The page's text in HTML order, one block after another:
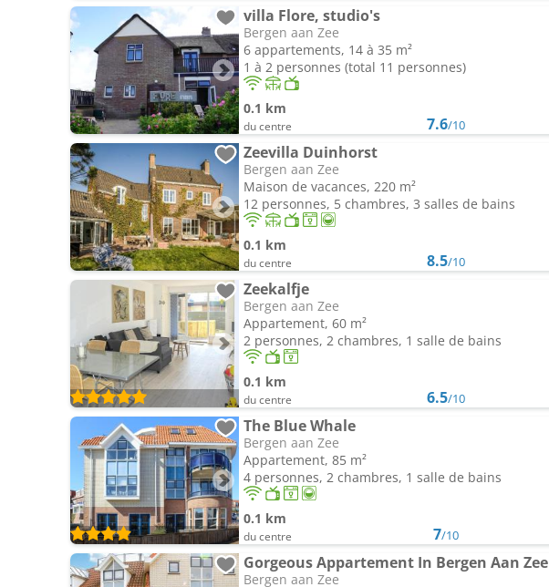
villa Flore, studio's
Bergen aan Zee
6 appartements, 14 à 35 m²
1 à 2 personnes (total 11 personnes)
0.1 km
du centre 7.6/10
Zeevilla Duinhorst
Bergen aan Zee
Maison de vacances, 220 m²
12 personnes, 5 chambres, 3 salles de bains
0.1 km
du centre 8.5/10
Zeekalfje
Bergen aan Zee
Appartement, 60 m²
2 personnes, 2 chambres, 1 salle de bains
0.1 km
du centre 6.5/10
The Blue Whale
Bergen aan Zee
Appartement, 85 m²
4 personnes, 2 chambres, 1 salle de bains
0.1 km
du centre 7/10
Gorgeous Appartement In Bergen Aan Zee
Bergen aan Zee